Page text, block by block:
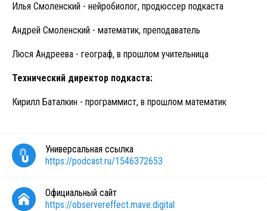
Илья Смоленский - нейробиолог, продюссер подкаста
Андрей Смоленский - математик, преподаватель
Люся Андреева - географ, в прошлом учительница
Технический директор подкаста:
Кирилл Баталкин - программист, в прошлом математик
Универсальная ссылка
https://podcast.ru/1546372653
Официальный сайт
https://observereffect.mave.digital